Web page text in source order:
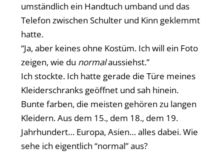
umständlich ein Handtuch umband und das
Telefon zwischen Schulter und Kinn geklemmt
hatte.
“Ja, aber keines ohne Kostüm. Ich will ein Foto
zeigen, wie du normalaussiehst.”
Ich stockte. Ich hatte gerade die Türe meines
Kleiderschranks geöffnet und sah hinein.
Bunte farben, die meisten gehören zu langen
Kleidern. Aus dem 15., dem 18., dem 19.
Jahrhundert… Europa, Asien… alles dabei. Wie
sehe ich eigentlich “normal” aus?